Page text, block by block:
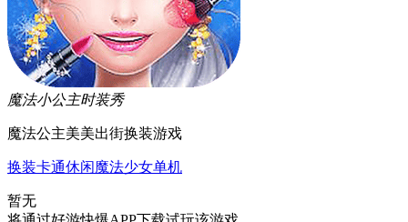
魔法小公主时装秀
魔法公主美美出街换装游戏
换装卡通休闲魔法少女单机
暂无